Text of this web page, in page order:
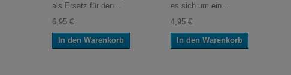
als Ersatz für den...
6,95 €
In den Warenkorb
es sich um ein...
4,95 €
In den Warenkorb